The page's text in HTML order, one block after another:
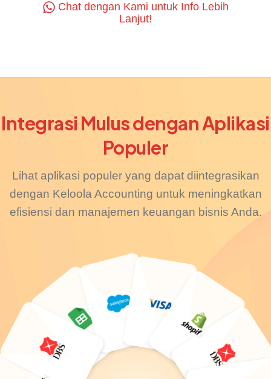
Chat dengan Kami untuk Info Lebih
Lanjut!
Integrasi Mulus dengan Aplikasi
Populer
Lihat aplikasi populer yang dapat diintegrasikan
dengan Keloola Accounting untuk meningkatkan
efisiensi dan manajemen keuangan bisnis Anda.